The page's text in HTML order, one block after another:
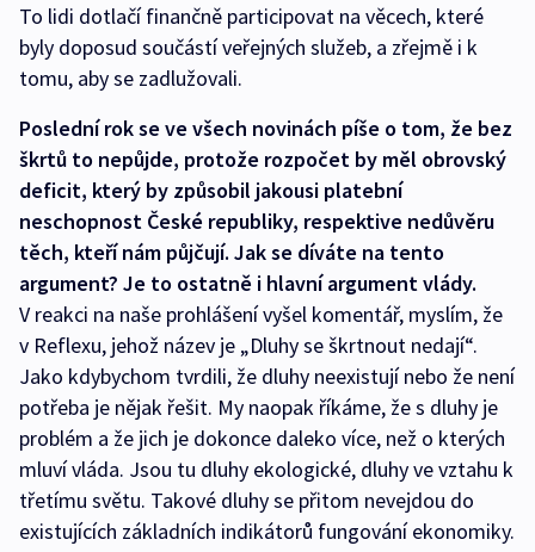
To lidi dotlačí finančně participovat na věcech, které
byly doposud součástí veřejných služeb, a zřejmě i k
tomu, aby se zadlužovali.
Poslední rok se ve všech novinách píše o tom, že bez
škrtů to nepůjde, protože rozpočet by měl obrovský
deficit, který by způsobil jakousi platební
neschopnost České republiky, respektive nedůvěru
těch, kteří nám půjčují. Jak se díváte na tento
argument? Je to ostatně i hlavní argument vlády.
V reakci na naše prohlášení vyšel komentář, myslím, že
v Reflexu, jehož název je „Dluhy se škrtnout nedají“.
Jako kdybychom tvrdili, že dluhy neexistují nebo že není
potřeba je nějak řešit. My naopak říkáme, že s dluhy je
problém a že jich je dokonce daleko více, než o kterých
mluví vláda. Jsou tu dluhy ekologické, dluhy ve vztahu k
třetímu světu. Takové dluhy se přitom nevejdou do
existujících základních indikátorů fungování ekonomiky.